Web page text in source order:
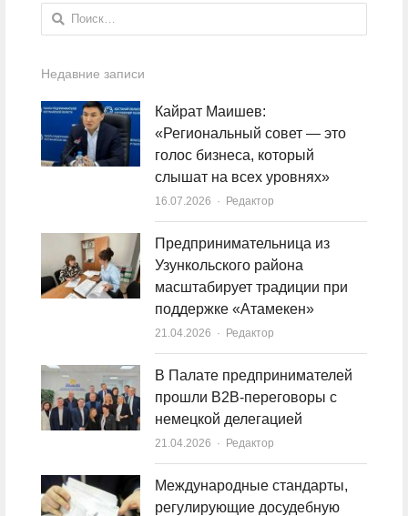
Найти:
Недавние записи
Кайрат Маишев:
«Региональный совет — это
голос бизнеса, который
слышат на всех уровнях»
16.07.2026 Author
Редактор
Предпринимательница из
Узункольского района
масштабирует традиции при
поддержке «Атамекен»
21.04.2026 Author
Редактор
В Палате предпринимателей
прошли B2B-переговоры с
немецкой делегацией
21.04.2026 Author
Редактор
Международные стандарты,
регулирующие досудебную